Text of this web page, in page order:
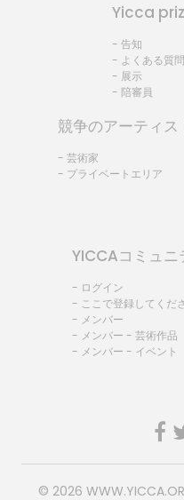
Yicca
- 告知
- よくある質問
- 展示
- 陪審員
競争のアーティス
- 芸術家
- プライベートエリア
YICCAコミュニ
- ログイン
- ここで登録してくださ
- メンバー
- メンバー - 芸術作品
- メンバー - イベント
© 2026